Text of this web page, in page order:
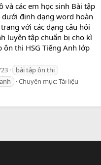
và các em học sinh Bài tập
dưới định dạng word hoàn
với các dạng câu hỏi
luyện tập chuẩn bị cho kì
ôn thi HSG Tiếng Anh lớp
bài tập ôn thi
Chuyên mục:Tài liệu